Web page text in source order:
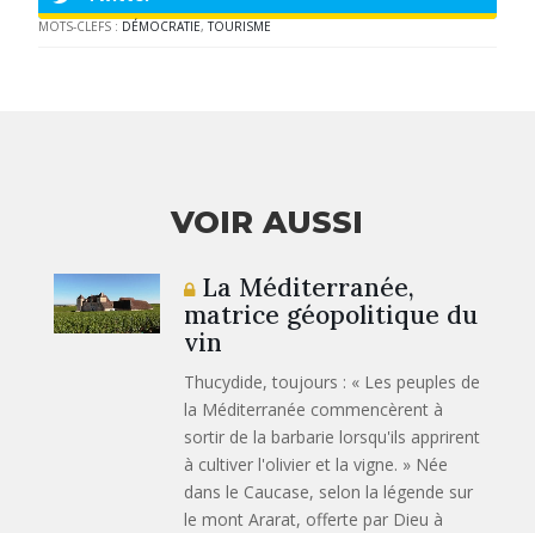
MOTS-CLEFS : DÉMOCRATIE,TOURISME
VOIR AUSSI
La Méditerranée,
matrice géopolitique du
vin
Thucydide, toujours : « Les peuples de
la Méditerranée commencèrent à
sortir de la barbarie lorsqu'ils apprirent
à cultiver l'olivier et la vigne. » Née
dans le Caucase, selon la légende sur
le mont Ararat, offerte par Dieu à